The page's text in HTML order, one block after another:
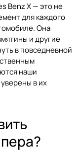
Benz X — это не
для каждого
Она
и другие
в повседневной
наши
в их